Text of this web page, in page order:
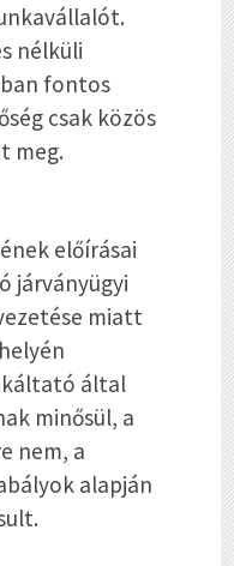
nélküli
fontos
csak közös
meg.
előírásai
járványügyi
miatt
által
minősül, a
nem, a
alapján